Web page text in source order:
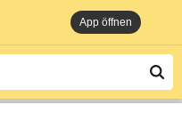
App öffnen